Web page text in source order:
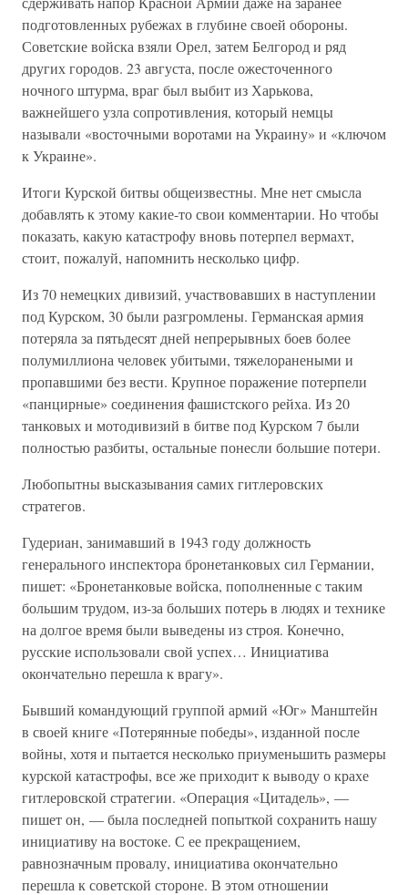
подготовленных рубежах в глубине своей обороны.
Советские войска взяли Орел, затем Белгород и ряд
других городов. 23 августа, после ожесточенного
ночного штурма, враг был выбит из Харькова,
важнейшего узла сопротивления, который немцы
называли «восточными воротами на Украину» и «ключом
к Украине».
Итоги Курской битвы общеизвестны. Мне нет смысла
добавлять к этому какие-то свои комментарии. Но чтобы
показать, какую катастрофу вновь потерпел вермахт,
стоит, пожалуй, напомнить несколько цифр.
Из 70 немецких дивизий, участвовавших в наступлении
под Курском, 30 были разгромлены. Германская армия
потеряла за пятьдесят дней непрерывных боев более
полумиллиона человек убитыми, тяжелоранеными и
пропавшими без вести. Крупное поражение потерпели
«панцирные» соединения фашистского рейха. Из 20
танковых и мотодивизий в битве под Курском 7 были
полностью разбиты, остальные понесли большие потери.
Любопытны высказывания самих гитлеровских
стратегов.
Гудериан, занимавший в 1943 году должность
генерального инспектора бронетанковых сил Германии,
пишет: «Бронетанковые войска, пополненные с таким
большим трудом, из-за больших потерь в людях и технике
на долгое время были выведены из строя. Конечно,
русские использовали свой успех… Инициатива
окончательно перешла к врагу».
Бывший командующий группой армий «Юг» Манштейн
в своей книге «Потерянные победы», изданной после
войны, хотя и пытается несколько приуменьшить размеры
курской катастрофы, все же приходит к выводу о крахе
гитлеровской стратегии. «Операция «Цитадель», —
пишет он, — была последней попыткой сохранить нашу
инициативу на востоке. С ее прекращением,
равнозначным провалу, инициатива окончательно
перешла к советской стороне. В этом отношении